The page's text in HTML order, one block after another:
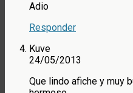
Adio
Responder
Kuve
24/05/2013
Que lindo afiche y muy